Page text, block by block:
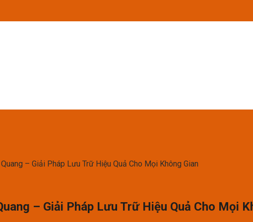
– Giải Pháp Lưu Trữ Hiệu Quả Cho Mọi Không Gian
– Giải Pháp Lưu Trữ Hiệu Quả Cho Mọi